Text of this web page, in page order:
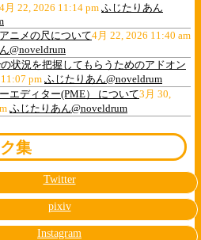
4月 22, 2026 11:14 pm ふじたりあん
ニメの尺について4月 22, 2026 11:40 am
@noveldrum
状況を把握してもらうためのアドオン
pm ふじたりあん@noveldrum
エディター(PME） について3月 30,
ふじたりあん@noveldrum
集
Twitter
pixiv
Instagram